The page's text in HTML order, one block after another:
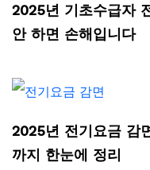
2025년 기초수급자
안 하면 손해입니다
2025년 전기요금 감
까지 한눈에 정리